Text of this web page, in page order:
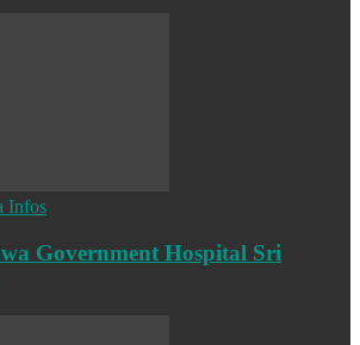
Infos
Government Hospital Sri